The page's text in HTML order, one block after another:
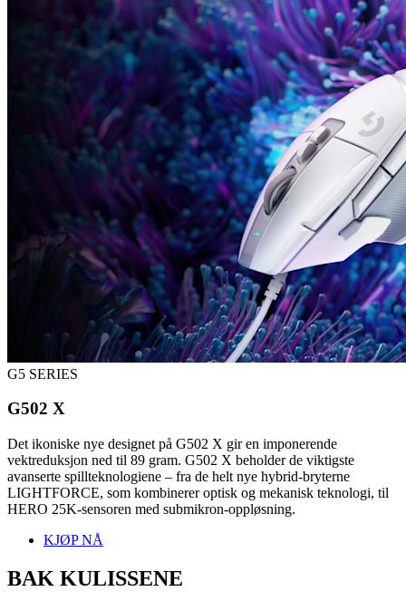
G5 SERIES
G502 X
Det ikoniske nye designet på G502 X gir en imponerende
vektreduksjon ned til 89 gram. G502 X beholder de viktigste
avanserte spillteknologiene – fra de helt nye hybrid-bryterne
LIGHTFORCE, som kombinerer optisk og mekanisk teknologi, til
HERO 25K-sensoren med submikron-oppløsning.
KJØP NÅ
BAK KULISSENE